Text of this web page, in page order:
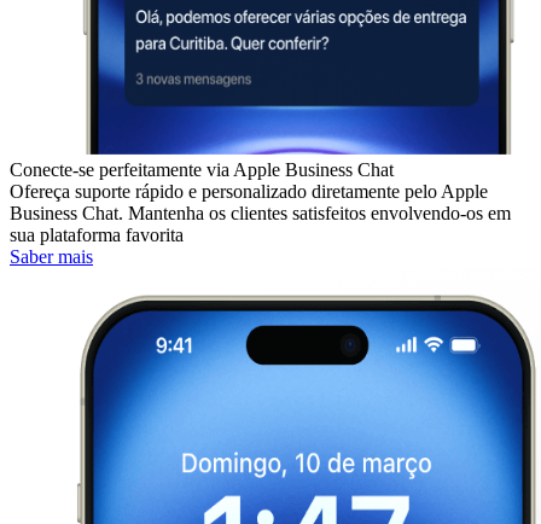
Conecte-se perfeitamente via Apple Business Chat
Ofereça suporte rápido e personalizado diretamente pelo Apple
Business Chat. Mantenha os clientes satisfeitos envolvendo-os em
sua plataforma favorita
Saber mais